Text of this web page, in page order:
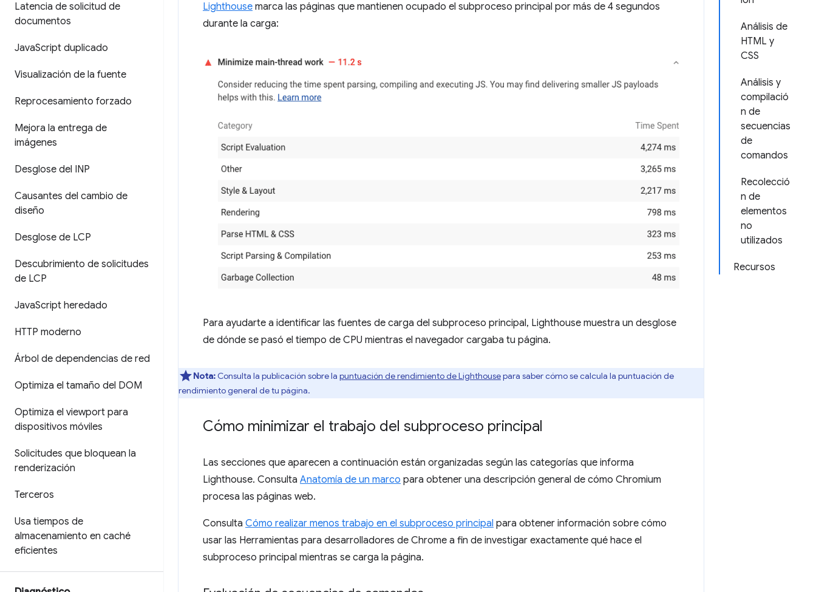
Latencia de solicitud de
documentos
JavaScript duplicado
Visualización de la fuente
Reprocesamiento forzado
Mejora la entrega de
imágenes
Desglose del INP
Causantes del cambio de
diseño
Desglose de LCP
Descubrimiento de solicitudes
de LCP
JavaScript heredado
HTTP moderno
Árbol de dependencias de red
Optimiza el tamaño del DOM
Optimiza el viewport para
dispositivos móviles
Solicitudes que bloquean la
renderización
Terceros
Usa tiempos de
almacenamiento en caché
eficientes
Análisis de
HTML y
CSS
Análisis y
compilació
n de
secuencias
de
comandos
Recolecció
n de
elementos
no
utilizados
Recursos
Lighthouse marca las páginas que mantienen ocupado el subproceso principal por más de 4 segundos
durante la carga:
Para ayudarte a identificar las fuentes de carga del subproceso principal, Lighthouse muestra un desglose
de dónde se pasó el tiempo de CPU mientras el navegador cargaba tu página.
Nota: Consulta la publicación sobre la puntuación de rendimiento de Lighthousepara saber cómo se calcula la puntuación de
rendimiento general de tu página.
Cómo minimizar el trabajo del subproceso principal
Las secciones que aparecen a continuación están organizadas según las categorías que informa
Lighthouse. Consulta Anatomía de un marco para obtener una descripción general de cómo Chromium
procesa las páginas web.
Consulta Cómo realizar menos trabajo en el subproceso principal para obtener información sobre cómo
usar las Herramientas para desarrolladores de Chrome a fin de investigar exactamente qué hace el
subproceso principal mientras se carga la página.